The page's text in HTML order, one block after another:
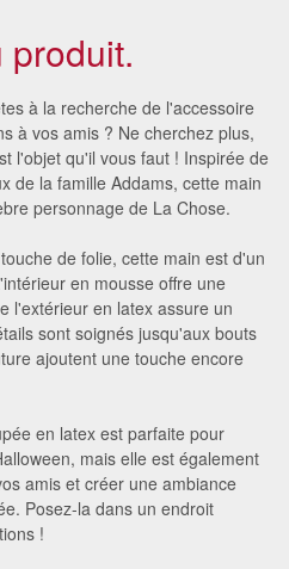
produit.
à la recherche de l'accessoire
à vos amis ? Ne cherchez plus,
l'objet qu'il vous faut ! Inspirée de
de la famille Addams, cette main
personnage de La Chose.
de folie, cette main est d'un
en mousse offre une
l'extérieur en latex assure un
sont soignés jusqu'aux bouts
ajoutent une touche encore
en latex est parfaite pour
mais elle est également
amis et créer une ambiance
Posez-la dans un endroit
!